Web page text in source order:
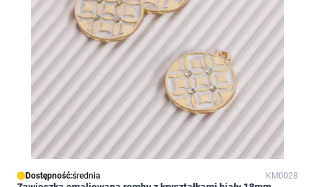
Dostępność:średnia KM0028